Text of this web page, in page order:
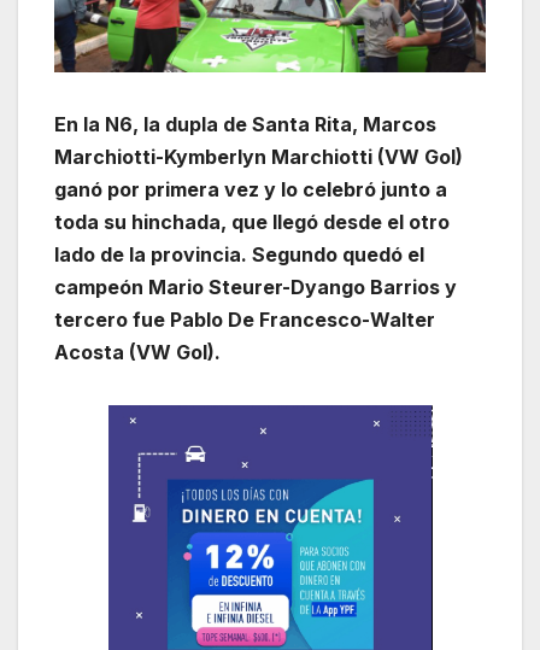
En la N6, la dupla de Santa Rita, Marcos
Marchiotti-Kymberlyn Marchiotti (VW Gol)
ganó por primera vez y lo celebró junto a
toda su hinchada, que llegó desde el otro
lado de la provincia. Segundo quedó el
campeón Mario Steurer-Dyango Barrios y
tercero fue Pablo De Francesco-Walter
Acosta (VW Gol).